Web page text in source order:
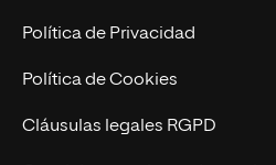
Postgrados
Cursos Universitarios
Trabaja en UNIR
Actualidad
UNIR Revista
Política de Privacidad
Política de Cookies
Cláusulas legales RGPD